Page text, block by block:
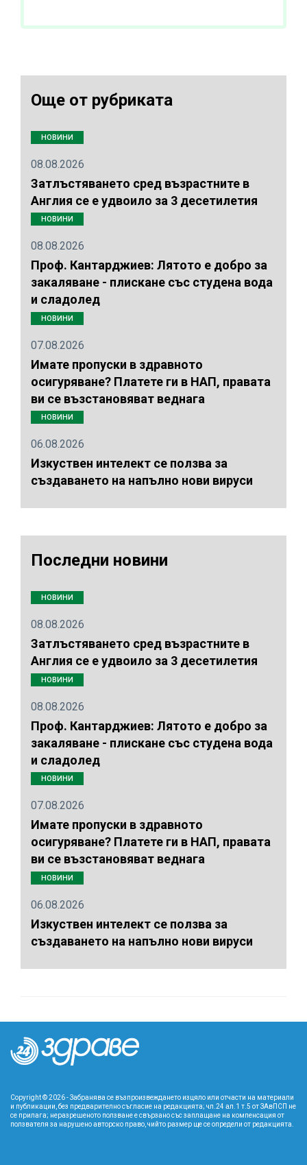
Още от рубриката
НОВИНИ
08.08.2026
Затлъстяването сред възрастните в
Англия се е удвоило за 3 десетилетия
НОВИНИ
08.08.2026
Проф. Кантарджиев: Лятото е добро за
закаляване - плискане със студена вода
и сладолед
НОВИНИ
07.08.2026
Имате пропуски в здравното
осигуряване? Платете ги в НАП, правата
ви се възстановяват веднага
НОВИНИ
06.08.2026
Изкуствен интелект се ползва за
създаването на напълно нови вируси
Последни новини
НОВИНИ
08.08.2026
Затлъстяването сред възрастните в
Англия се е удвоило за 3 десетилетия
НОВИНИ
08.08.2026
Проф. Кантарджиев: Лятото е добро за
закаляване - плискане със студена вода
и сладолед
НОВИНИ
07.08.2026
Имате пропуски в здравното
осигуряване? Платете ги в НАП, правата
ви се възстановяват веднага
НОВИНИ
06.08.2026
Изкуствен интелект се ползва за
създаването на напълно нови вируси
Copyright © 2026 - Забранява се възпроизвеждането изцяло или отчасти на материали
и публикации, без предварително съгласие на редакцията; чл.24 ал.1 т.5 от ЗАвПСП не
се прилага; неразрешеното ползване е свързано със заплащане на компенсация от
ползвателя за нарушено авторско право, чийто размер ще се определи от редакцията.